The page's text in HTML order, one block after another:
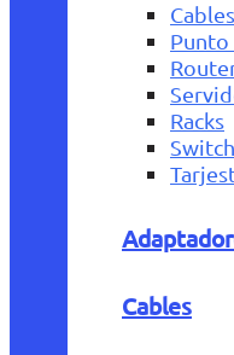
Punto
Racks
Cables